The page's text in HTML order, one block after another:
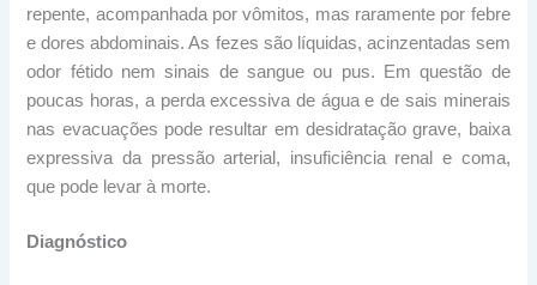
repente, acompanhada por vômitos, mas raramente por febre
e dores abdominais. As fezes são líquidas, acinzentadas sem
odor fétido nem sinais de sangue ou pus. Em questão de
poucas horas, a perda excessiva de água e de sais minerais
nas evacuações pode resultar em desidratação grave, baixa
expressiva da pressão arterial, insuficiência renal e coma,
que pode levar à morte.
Diagnóstico